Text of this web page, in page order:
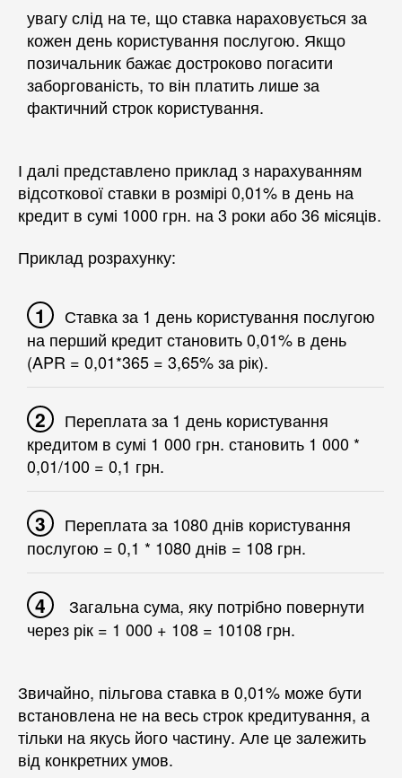
увагу слід на те, що ставка нараховується за
кожен день користування послугою. Якщо
позичальник бажає достроково погасити
заборгованість, то він платить лише за
фактичний строк користування.
І далі представлено приклад з нарахуванням
відсоткової ставки в розмірі 0,01% в день на
кредит в сумі 1000 грн. на 3 роки або 36 місяців.
Приклад розрахунку:
Ставка за 1 день користування послугою
на перший кредит становить 0,01% в день
(APR = 0,01*365 = 3,65% за рік).
Переплата за 1 день користування
кредитом в сумі 1 000 грн. становить 1 000 *
0,01/100 = 0,1 грн.
Переплата за 1080 днів користування
послугою = 0,1 * 1080 днів = 108 грн.
Загальна сума, яку потрібно повернути
через рік = 1 000 + 108 = 10108 грн.
Звичайно, пільгова ставка в 0,01% може бути
встановлена не на весь строк кредитування, а
тільки на якусь його частину. Але це залежить
від конкретних умов.